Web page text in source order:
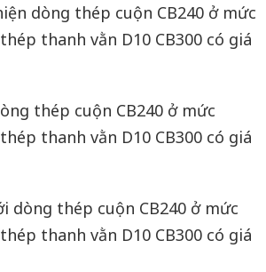
dòng thép cuộn CB240 ở mức
thanh vằn D10 CB300 có giá
thép cuộn CB240 ở mức
thanh vằn D10 CB300 có giá
dòng thép cuộn CB240 ở mức
thanh vằn D10 CB300 có giá